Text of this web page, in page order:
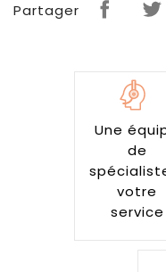
Partager
Une
de
votre
service